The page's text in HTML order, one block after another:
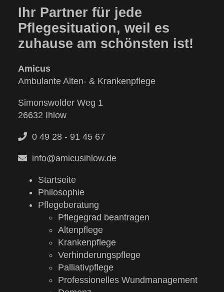
Ihr Partner für jede
Pflegesituation, weil es
zuhause am schönsten ist!
Amicus
Ambulante Alten- & Krankenpflege
Simonswolder Weg 1
26632 Ihlow
0 49 28 - 91 45 67
info@amicusihlow.de
Startseite
Philosophie
Pflegeberatung
Pflegegrad beantragen
Altenpflege
Krankenpflege
Verhinderungspflege
Palliativpflege
Professionelles Wundmanagement